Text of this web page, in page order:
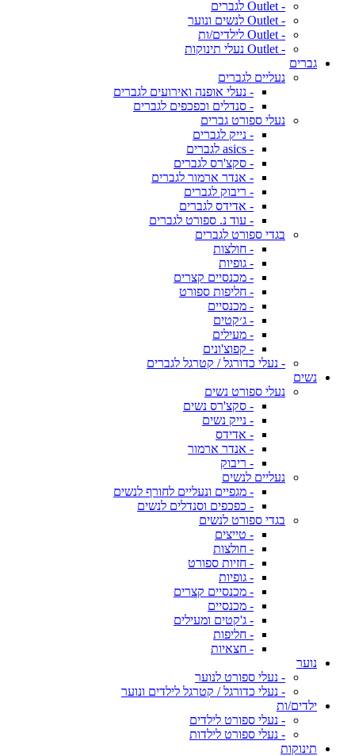
- Outlet לגברים
- Outlet לנשים ונוער
- Outlet לילדים/ות
- Outlet נעלי תינוקות
גברים
נעליים לגברים
- נעלי אופנה ואירועים לגברים
- סנדלים וכפכפים לגברים
נעלי ספורט גברים
- נייק לגברים
- asics לגברים
- סקצ'רס לגברים
- אנדר ארמור לגברים
- ריבוק לגברים
- אדידס לגברים
- עוד נ. ספורט לגברים
בגדי ספורט לגברים
- חולצות
- גופיות
- מכנסיים קצרים
- חליפות ספורט
- מכנסיים
- ג׳קטים
- מעילים
- קפוצ'ונים
- נעלי כדורגל / קטרגל לגברים
נשים
נעלי ספורט נשים
- סקצ'רס נשים
- נייק נשים
- אדידס
- אנדר ארמור
- ריבוק
נעליים לנשים
- מגפיים ונעליים לחורף לנשים
- כפכפים וסנדלים לנשים
בגדי ספורט לנשים
- טייצים
- חולצות
- חזיות ספורט
- גופיות
- מכנסיים קצרים
- מכנסיים
- ג'קטים ומעילים
- חליפות
- חצאיות
נוער
- נעלי ספורט לנוער
- נעלי כדורגל / קטרגל לילדים ונוער
ילדים/ות
- נעלי ספורט לילדים
- נעלי ספורט לילדות
תינוקות